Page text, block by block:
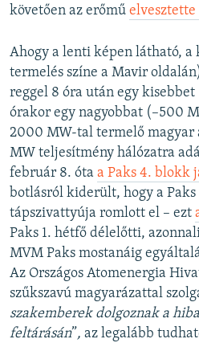
követően az erőmű elvesztette
Ahogy a lenti képen látható, a
termelés színe a Mavir
reggel 8 óra után egy kisebbet
órakor egy nagyobbat (–500
2000 MW-tal termelő magyar
MW teljesítmény hálózatra
február 8. óta a Paks 4. blokk
botlásról kiderült, hogy a
tápszivattyúja romlott el – ezt
Paks 1. hétfő délelőtti,
MVM Paks mostanáig
Az Országos Atomenergia
szűkszavú magyarázattal
szakemberek dolgoznak a
feltárásán”, az legalább